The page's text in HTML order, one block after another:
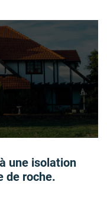
une isolation
de roche.